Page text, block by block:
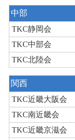
中部
TKC静岡会
TKC中部会
TKC北陸会
関西
TKC近畿大阪会
TKC南近畿会
TKC近畿京滋会